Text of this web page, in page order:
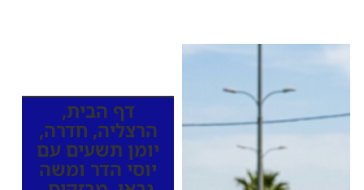
דף הבית,
הרצליה, חדרה,
יומן תשעים עם
יוסי הדר ומשה